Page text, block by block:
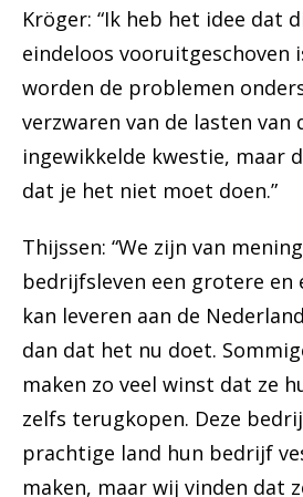
Kröger: “Ik heb het idee dat
eindeloos vooruitgeschoven
worden de problemen
verzwaren van de lasten van
ingewikkelde kwestie, maar
dat je het niet moet doen.”
Thijssen: “We zijn van
bedrijfsleven een grotere en
kan leveren aan de
dan dat het nu doet.
maken zo veel winst dat ze
zelfs terugkopen. Deze
prachtige land hun bedrijf
maken, maar wij vinden dat